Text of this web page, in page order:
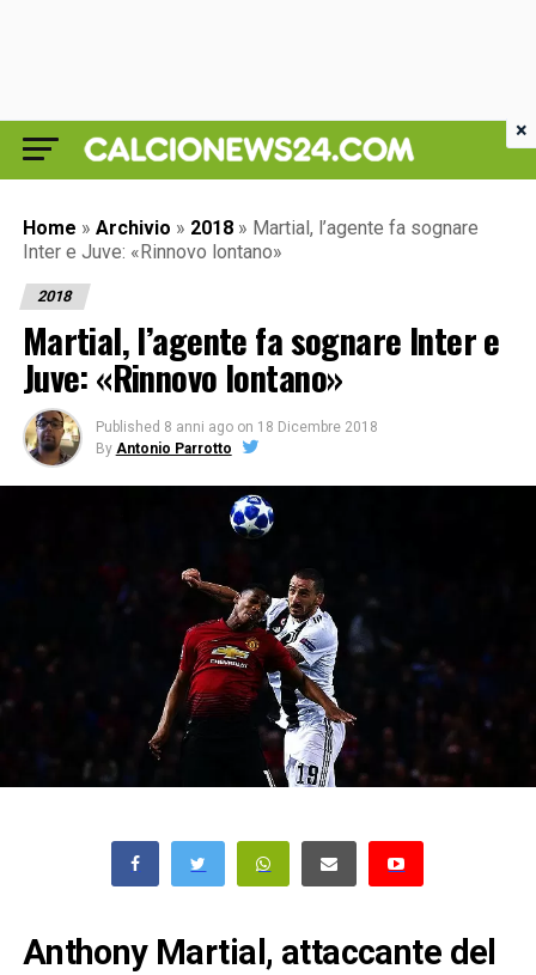
Home » Archivio » 2018 » Martial, l’agente fa sognare
Inter e Juve: «Rinnovo lontano»
2018
Martial, l’agente fa sognare Inter e
Juve: «Rinnovo lontano»
Published 8 anni ago on 18 Dicembre 2018
By Antonio Parrotto
Anthony Martial, attaccante del
×